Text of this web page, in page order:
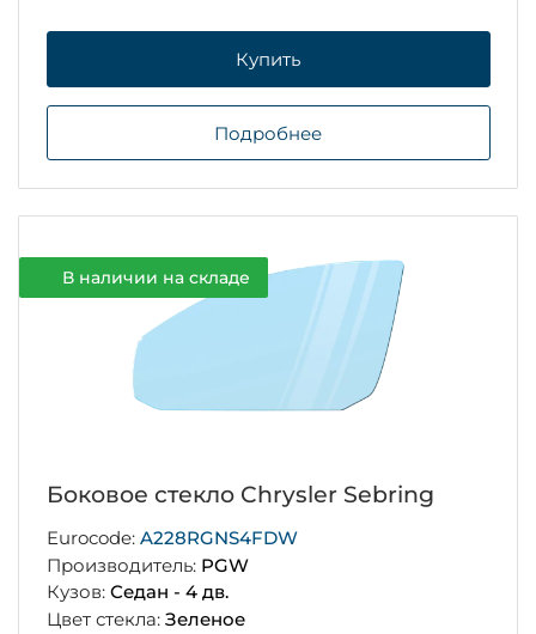
Купить
Подробнее
В наличии на складе
Боковое стекло Chrysler Sebring
Eurocode: A228RGNS4FDW
Производитель: PGW
Кузов: Седан - 4 дв.
Цвет стекла: Зеленое